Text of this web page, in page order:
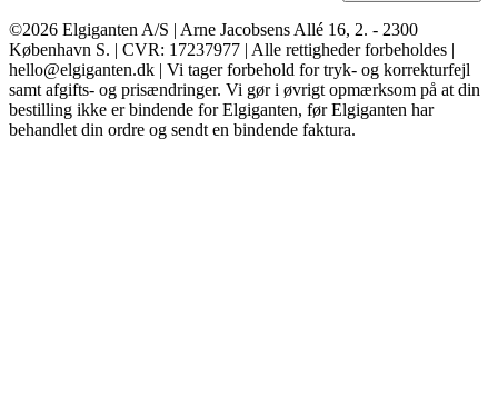
©2026 Elgiganten A/S | Arne Jacobsens Allé 16, 2. - 2300
København S. | CVR: 17237977 | Alle rettigheder forbeholdes |
hello@elgiganten.dk | Vi tager forbehold for tryk- og korrekturfejl
samt afgifts- og prisændringer. Vi gør i øvrigt opmærksom på at din
bestilling ikke er bindende for Elgiganten, før Elgiganten har
behandlet din ordre og sendt en bindende faktura.